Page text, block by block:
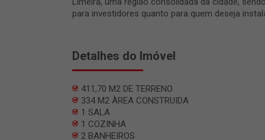
para investidores quanto para quem deseja
Detalhes do Imóvel
411,70 M2 DE TERRENO
334 M2 ÀREA CONSTRUIDA
1 SALA
1 COZINHA
2 BANHEIROS